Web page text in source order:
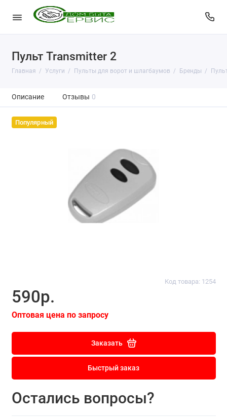
Пульт Transmitter 2
Главная Услуги Пульты для ворот и шлагбаумов Бренды
Описание Отзывы 0
Популярный
Код товара: 1254
590р.
Оптовая цена по запросу
Заказать
Быстрый заказ
Остались вопросы?